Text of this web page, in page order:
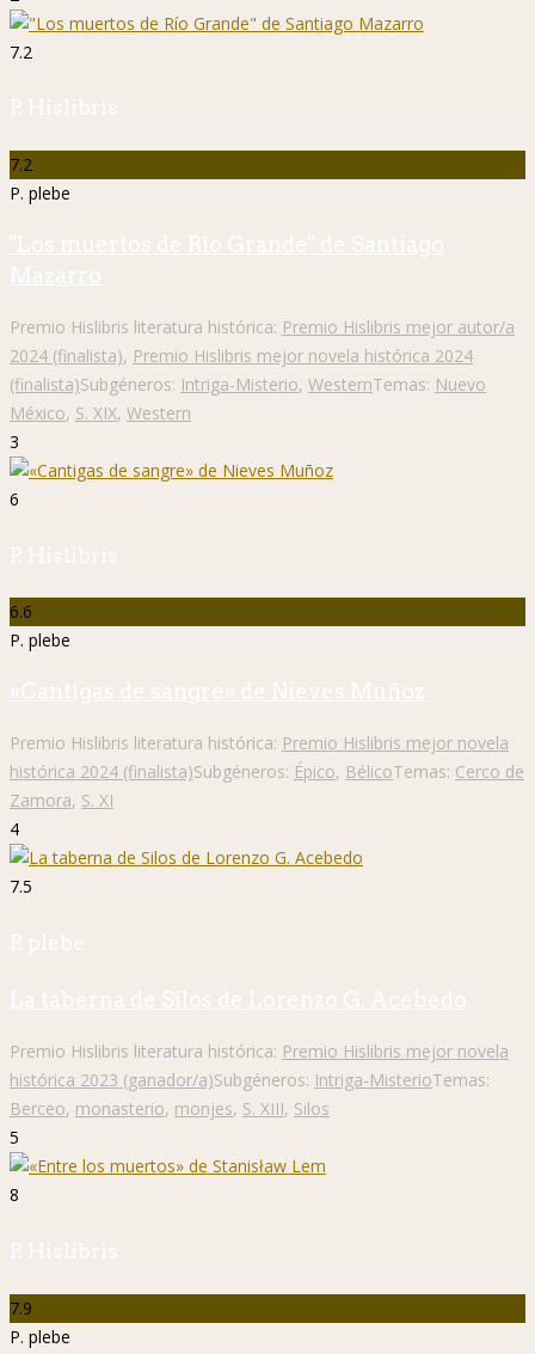
7.2
P. Hislibris
7.2
P. plebe
"Los muertos de Río Grande" de Santiago
Mazarro
Premio Hislibris literatura histórica: Premio Hislibris mejor autor/a
2024 (finalista), Premio Hislibris mejor novela histórica 2024
(finalista)Subgéneros: Intriga-Misterio, WesternTemas: Nuevo
México, S. XIX, Western
3
6
P. Hislibris
6.6
P. plebe
«Cantigas de sangre» de Nieves Muñoz
Premio Hislibris literatura histórica: Premio Hislibris mejor novela
histórica 2024 (finalista)Subgéneros: Épico, BélicoTemas: Cerco de
Zamora, S. XI
4
7.5
P. plebe
La taberna de Silos de Lorenzo G. Acebedo
Premio Hislibris literatura histórica: Premio Hislibris mejor novela
histórica 2023 (ganador/a)Subgéneros: Intriga-MisterioTemas:
Berceo, monasterio, monjes, S. XIII, Silos
5
8
P. Hislibris
7.9
P. plebe